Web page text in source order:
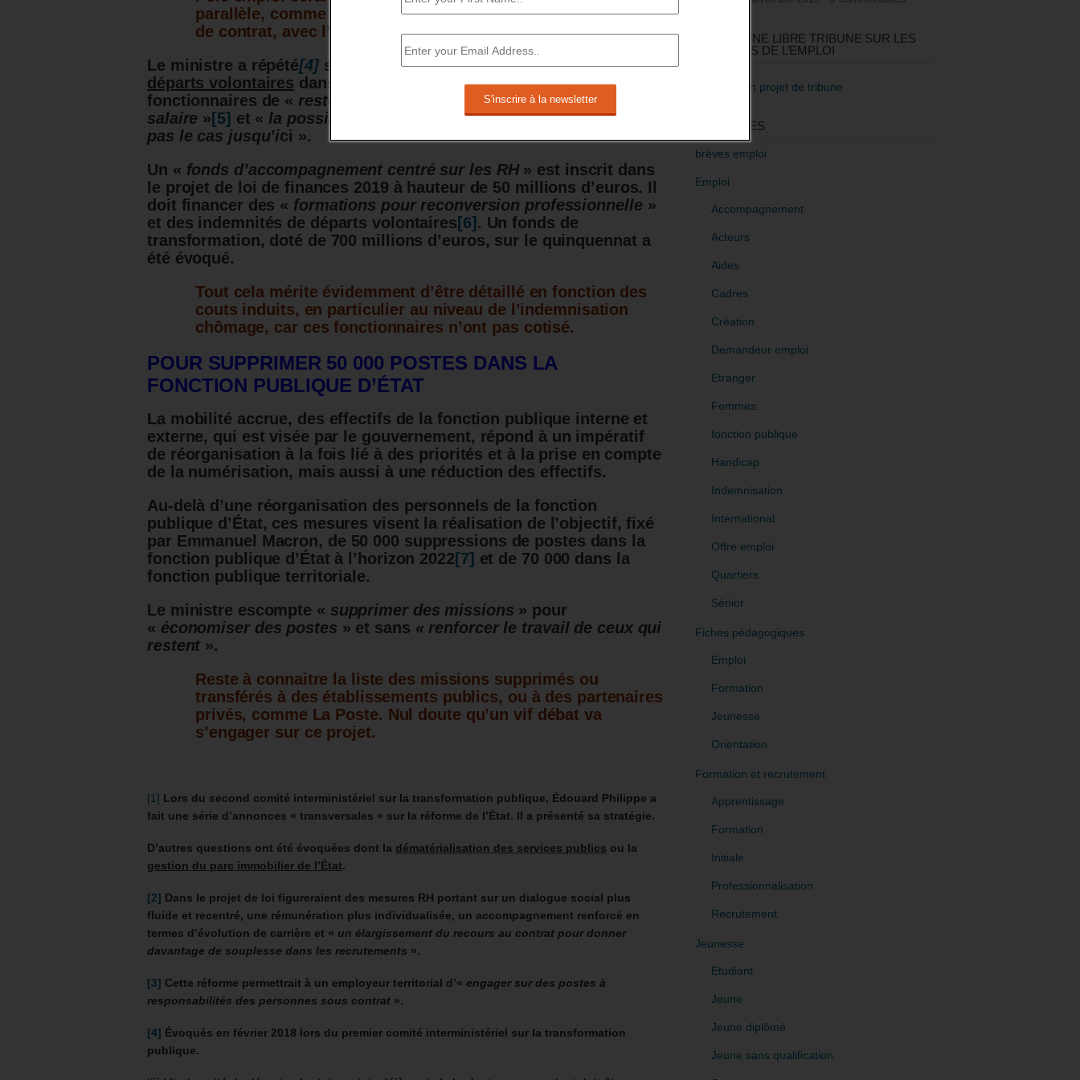
parallèle, comme c’est déjà le cas pour les militaires en fin
de contrat, avec l’agence de reconversion des armées.
Le ministre a répété[4]son intention d’organiser desplans de
départs volontaires dans le public. Ces planspermettraient aux
fonctionnaires de « rester » avec «24 mois de
salaire » [5] et « la possibilité de toucher le chômage, ce qui n’était
pas le cas jusqu’ici ».
Un « fonds d’accompagnement centré sur les RH» est inscrit dans
le projet de loi de finances 2019 à hauteur de 50 millions d’euros. Il
doit financer des « formations pour reconversion professionnelle »
et des indemnités de départs volontaires [6] . Un fonds de
transformation, doté de 700 millions d’euros, sur le quinquennat a
été évoqué.
Tout cela mérite évidemment d’être détaillé en fonction des
couts induits, en particulier au niveau de l’indemnisation
chômage, car ces fonctionnaires n’ont pas cotisé.
POUR SUPPRIMER 50 000 POSTES DANS LA
FONCTION PUBLIQUE D’ÉTAT
La mobilité accrue, des effectifs de la fonction publique interne et
externe, qui est visée par le gouvernement, répond à un impératif
de réorganisation à la fois lié à des priorités et à la prise en compte
de la numérisation, mais aussi à une réduction des effectifs.
Au-delà d’une réorganisation des personnels de la fonction
publique d’État, ces mesures visent la réalisation de l’objectif, fixé
par Emmanuel Macron, de 50 000 suppressions de postes dans la
fonction publique d’État à l’horizon 2022 [7] et de 70 000 dans la
fonction publique territoriale.
Le ministre escompte « supprimer des missions » pour
« économiser des postes » et sans « renforcer le travail de ceux qui
restent ».
Reste à connaitre la liste des missions supprimés ou
transférés à des établissements publics, ou à des partenaires
privés, comme La Poste. Nul doute qu’un vif débat va
s’engager sur ce projet.
[1] Lors du second comité interministériel sur la transformation publique, Édouard Philippe a
fait une série d’annonces « transversales » sur la réforme de l’État. Il a présenté sa stratégie.
D’autres questions ont été évoquées dont la dématérialisation des services publics ou la
gestion du parc immobilier de l’État.
[2] Dans le projet de loi figureraient des mesures RH portant sur un dialogue social plus
fluide et recentré, une rémunération plus individualisée, un accompagnement renforcé en
termes d’évolution de carrière et « un élargissement du recours au contrat pour donner
davantage de souplesse dans les recrutements ».
[3] Cette réforme permettrait à un employeur territorial d’« engager sur des postes à
responsabilités des personnes sous contrat ».
[4] Évoqués en février 2018 lors du premier comité interministériel sur la transformation
publique.
RÉDIGEZ UNE LIBRE TRIBUNE SUR LES
POLITIQUES DE L’EMPLOI
>Décrire mon projet de tribune
CATÉGORIES
brèves emploi
Emploi
Accompagnement
Acteurs
Aides
Cadres
Création
Demandeur emploi
Etranger
Femmes
fonction publique
Handicap
Indemnisation
International
Offre emploi
Quartiers
Sénior
Fiches pédagogiques
Emploi
Formation
Jeunesse
Orientation
Formation et recrutement
Apprentissage
Formation
Initiale
Professionnalisation
Recrutement
Jeunesse
Etudiant
Jeune
Jeune diplômé
Jeune sans qualification